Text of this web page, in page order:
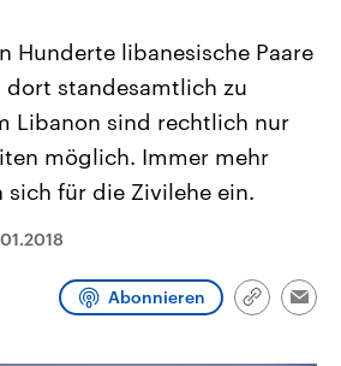
Anhalt
am 6.
das
Berichte
USA
Aktuelle Beiträge,
Hintergründe
Wirtschaftlich und
aktuelle Weltgeschehen.
Hunderte libanesische Paare
dort standesamtlich zu
Libanon sind rechtlich nur
möglich. Immer mehr
sich für die Zivilehe ein.
Abonnieren
Link